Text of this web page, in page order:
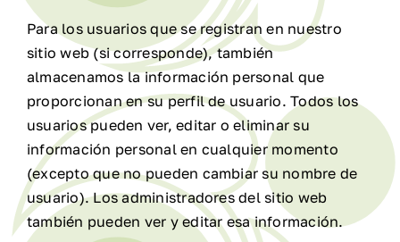
Para los usuarios que se registran en nuestro
sitio web (si corresponde), también
almacenamos la información personal que
proporcionan en su perfil de usuario. Todos los
usuarios pueden ver, editar o eliminar su
información personal en cualquier momento
(excepto que no pueden cambiar su nombre de
usuario). Los administradores del sitio web
también pueden ver y editar esa información.